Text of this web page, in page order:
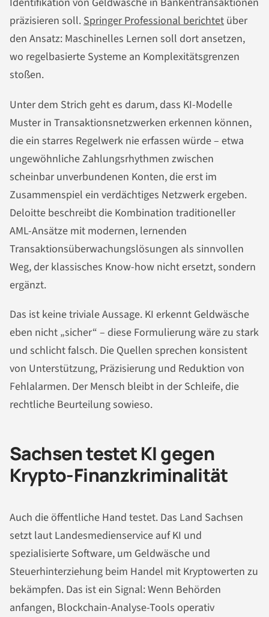
präzisieren soll. Springer Professional berichtet über
den Ansatz: Maschinelles Lernen soll dort ansetzen,
wo regelbasierte Systeme an Komplexitätsgrenzen
stoßen.
Unter dem Strich geht es darum, dass KI-Modelle
Muster in Transaktionsnetzwerken erkennen können,
die ein starres Regelwerk nie erfassen würde – etwa
ungewöhnliche Zahlungsrhythmen zwischen
scheinbar unverbundenen Konten, die erst im
Zusammenspiel ein verdächtiges Netzwerk ergeben.
Deloitte beschreibt die Kombination traditioneller
AML-Ansätze mit modernen, lernenden
Transaktionsüberwachungslösungen als sinnvollen
Weg, der klassisches Know-how nicht ersetzt, sondern
ergänzt.
Das ist keine triviale Aussage. KI erkennt Geldwäsche
eben nicht „sicher“ – diese Formulierung wäre zu stark
und schlicht falsch. Die Quellen sprechen konsistent
von Unterstützung, Präzisierung und Reduktion von
Fehlalarmen. Der Mensch bleibt in der Schleife, die
rechtliche Beurteilung sowieso.
Sachsen testet KI gegen
Krypto-Finanzkriminalität
Auch die öffentliche Hand testet. Das Land Sachsen
setzt laut Landesmedienservice auf KI und
spezialisierte Software, um Geldwäsche und
Steuerhinterziehung beim Handel mit Kryptowerten zu
bekämpfen. Das ist ein Signal: Wenn Behörden
anfangen, Blockchain-Analyse-Tools operativ